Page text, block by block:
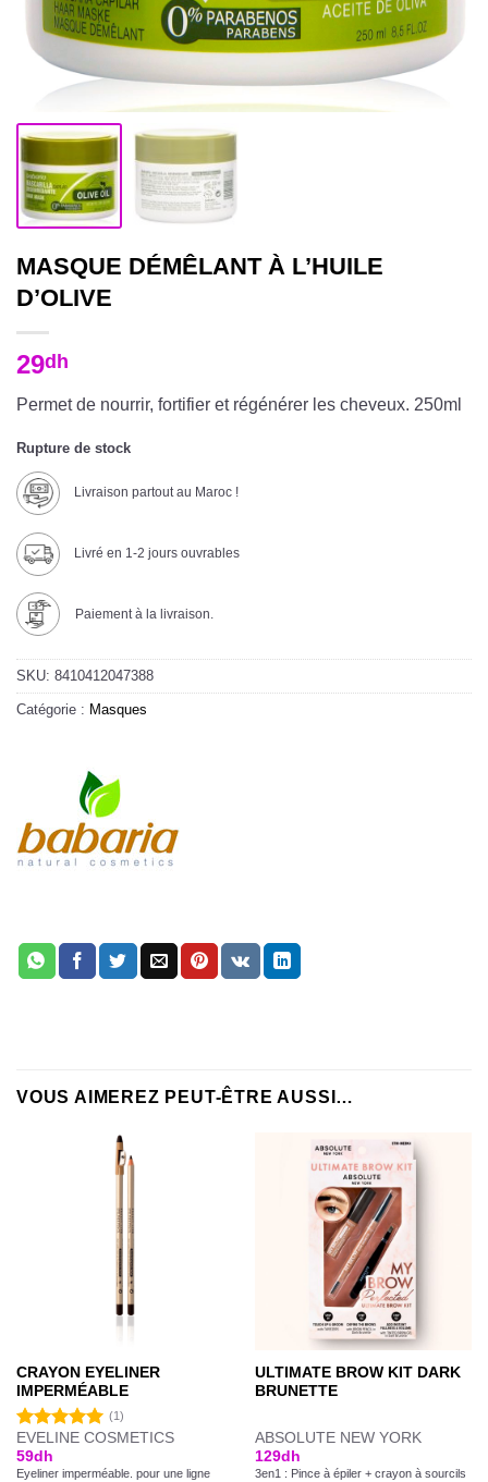
MASQUE DÉMÊLANT À L’HUILE
D’OLIVE
29dh
Permet de nourrir, fortifier et régénérer les cheveux. 250ml
Rupture de stock
Livraison partout au Maroc !
Livré en 1-2 jours ouvrables
Paiement à la livraison.
SKU: 8410412047388
Catégorie : Masques
VOUS AIMEREZ PEUT-ÊTRE AUSSI…
CRAYON EYELINER
IMPERMÉABLE
Note5.00
sur 5
(1)
EVELINE COSMETICS
59dh
Eyeliner imperméable. pour une ligne
ULTIMATE BROW KIT DARK
BRUNETTE
ABSOLUTE NEW YORK
129dh
3en1 : Pince à épiler + crayon à sourcils